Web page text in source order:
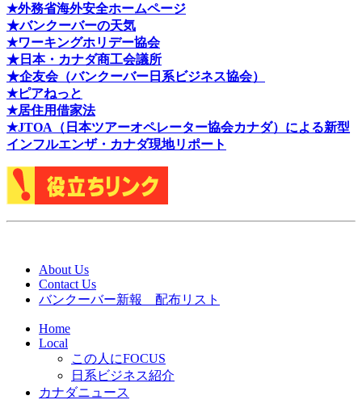
★外務省海外安全ホームページ
★バンクーバーの天気
★ワーキングホリデー協会
★日本・カナダ商工会議所
★企友会（バンクーバー日系ビジネス協会）
★ピアねっと
★居住用借家法
★JTOA（日本ツアーオペレーター協会カナダ）による新型
インフルエンザ・カナダ現地リポート
About Us
Contact Us
バンクーバー新報 配布リスト
Home
Local
この人にFOCUS
日系ビジネス紹介
カナダニュース